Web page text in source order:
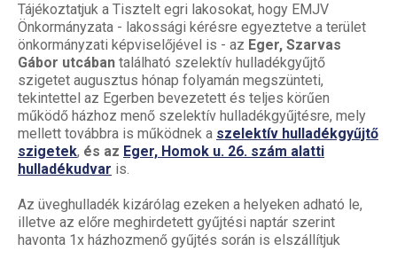
Tájékoztatjuk a Tisztelt egri lakosokat, hogy EMJV
Önkormányzata - lakossági kérésre egyeztetve a terület
önkormányzati képviselőjével is - az Eger, Szarvas
Gábor utcában található szelektív hulladékgyűjtő
szigetet augusztus hónap folyamán megszünteti,
tekintettel az Egerben bevezetett és teljes körűen
működő házhoz menő szelektív hulladékgyűjtésre, mely
mellett továbbra is működnek a szelektív hulladékgyűjtő
szigetek, és az Eger, Homok u. 26. szám alatti
hulladékudvar is.
Az üveghulladék kizárólag ezeken a helyeken adható le,
illetve az előre meghirdetett gyűjtési naptár szerint
havonta 1x házhozmenő gyűjtés során is elszállítjuk